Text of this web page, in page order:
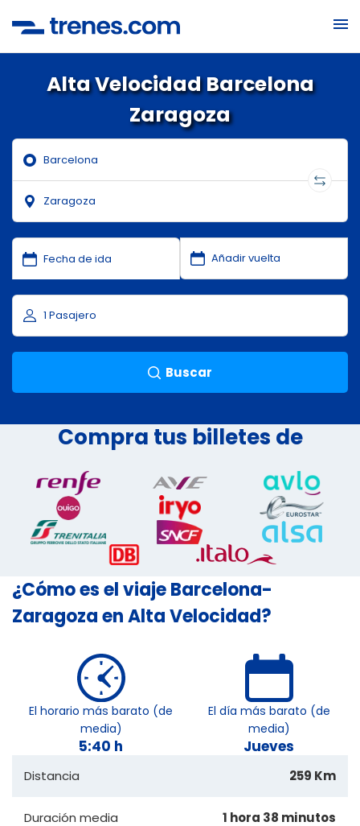
Alta Velocidad Barcelona
Zaragoza
Buscar
Compra tus billetes de
¿Cómo es el viaje Barcelona-
Zaragoza en Alta Velocidad?
El horario más barato (de
media)
5:40 h
El día más barato (de
media)
Jueves
Distancia 259 Km
Duración media 1 hora 38 minutos